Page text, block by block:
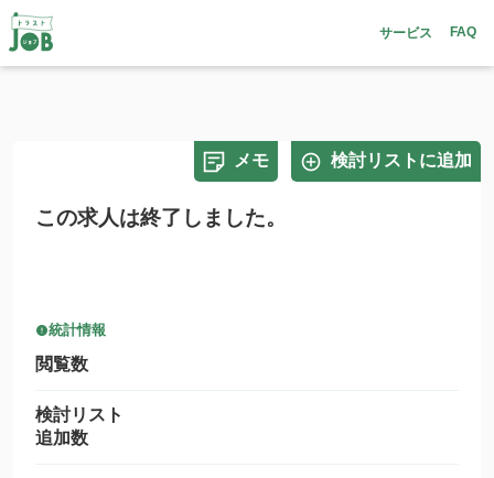
サービス FAQ
メモ 検討リストに追加
この求人は終了しました。
統計情報
閲覧数
検討リスト
追加数